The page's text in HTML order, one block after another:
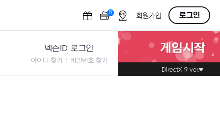
N OFF회원가입 로그인
넥슨ID 로그인
아이디 찾기 비밀번호 찾기
게임시작
DirectX 9 ver.